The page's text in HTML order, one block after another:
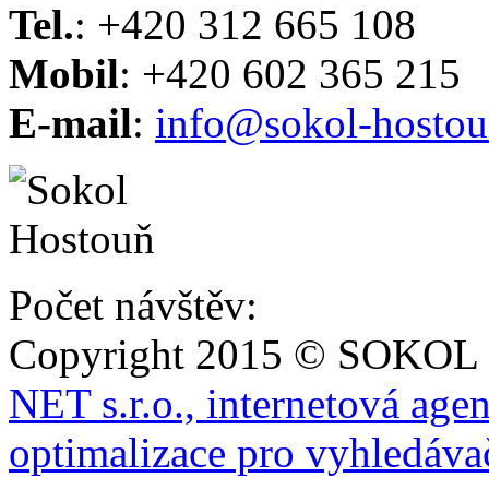
Tel.: +420 312 665 108
Mobil: +420 602 365 215
E-mail: info@sokol-
Počet návštěv:
Copyright 2015 ©
NET s.r.o., internetová
optimalizace pro